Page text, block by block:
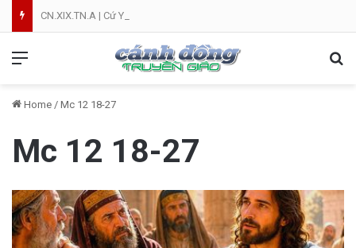
CN.XIX.TN.A | Cứ Yên Tâm | NVT
Home / Mc 12 18-27
Mc 12 18-27